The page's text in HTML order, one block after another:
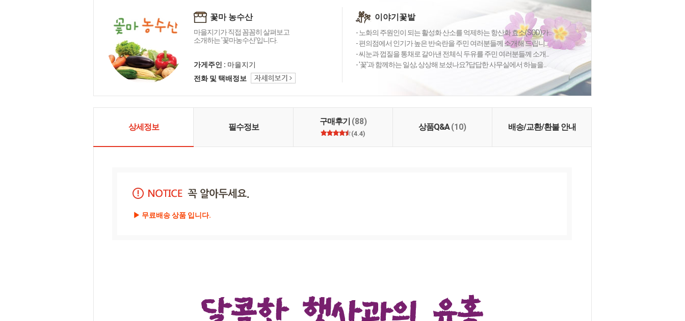
꽃마 농수산
마을지기가 직접 꼼꼼히 살펴보고
소개하는 '꽃마농수산'입니다.
가게주인 : 마을지기
전화 및 택배정보
이야기꽃밭
- 노화의 주원인이 되는 활성화 산소를 억제하는 항산화 효소(SOD)가...
- 편의점에서 인기가 높은 반숙란을 주민 여러분들께 소개해 드립니...
- 씨눈과 껍질을 통채로 갈아낸 전체식 두유를 주민 여러분들께 소개...
- '꽃'과 함께하는 일상, 상상해 보셨나요?답답한 사무실에서 하늘을...
상세정보 필수정보
구매후기 (88)
(4.4)
상품Q&A(10) 배송/교환/환불 안내